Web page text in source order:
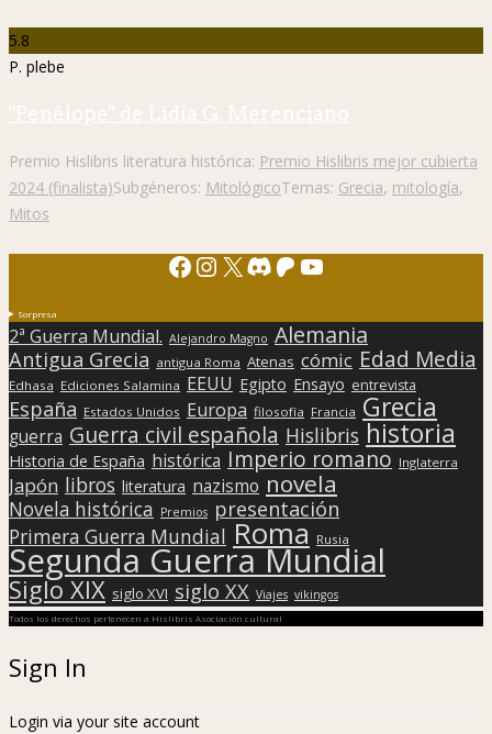
5.8
P. plebe
"Penélope" de Lidia G. Merenciano
Premio Hislibris literatura histórica: Premio Hislibris mejor cubierta
2024 (finalista)Subgéneros: MitológicoTemas: Grecia, mitología,
Mitos
Facebook
Instagram
X Discord
Patreon
YouTube
Sorpresa
2ª Guerra Mundial. Alejandro Magno Alemania
Antigua Grecia antigua Roma Atenas cómic Edad Media
Edhasa Ediciones Salamina EEUU Egipto Ensayo entrevista
España Estados Unidos Europa filosofía Francia Grecia
guerra Guerra civil española Hislibris historia
Historia de España histórica Imperio romano Inglaterra
Japón libros literatura nazismo novela
Novela histórica Premios presentación
Primera Guerra Mundial Roma Rusia
Segunda Guerra Mundial
Siglo XIX siglo XVI siglo XX Viajes vikingos
Todos los derechos pertenecen a Hislibris Asociación cultural
Sign In
Login via your site account